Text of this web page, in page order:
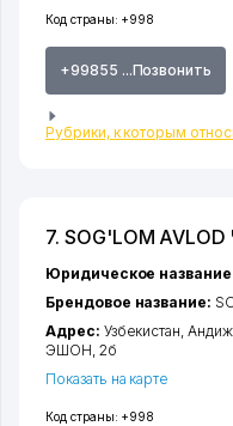
Код страны: +998
+99855 ...Позвонить
Рубрики, к которым
7. SOG'LOM
Код страны: +998
Юридическое
Брендовое название:
Адрес: Узбекистан,
ЭШОН, 2б
Показать на карте